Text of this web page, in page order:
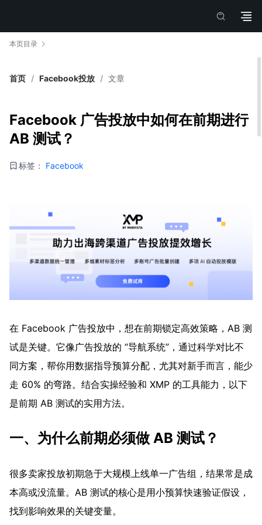
本页目录
首页 / Facebook投放 / 文章
Facebook 广告投放中如何在前期进行
AB 测试？
标签： Facebook
在 Facebook 广告投放中，想在前期锁定高效策略，AB 测
试是关键。它像广告投放的 “导航系统”，通过科学对比不
同方案，帮你用数据指导预算分配，尤其对新手而言，能少
走 60% 的弯路。结合实操经验和 XMP 的工具能力，以下
是前期 AB 测试的实用方法。
一、为什么前期必须做 AB 测试？
很多卖家投放初期急于大规模上线单一广告组，结果常是成
本高或没流量。AB 测试的核心是用小预算快速验证假设，
找到影响效果的关键变量。